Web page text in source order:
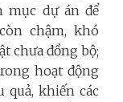
mục dự án để
chậm, khó
chưa đồng bộ;
hoạt động
quả, khiến các